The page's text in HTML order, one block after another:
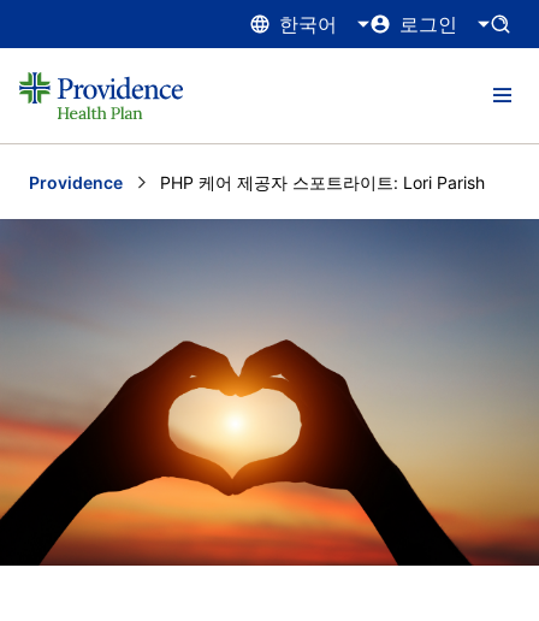
한국어 로그인
Providence Current:
PHP 케어 제공자 스포트라이트: Lori Parish